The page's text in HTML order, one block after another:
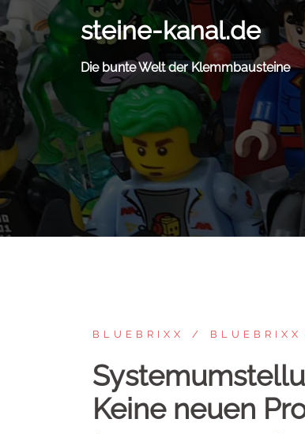
Zum
Inhalt
springen
steine-kanal.de
Die bunte Welt der Klemmbausteine
BLUEBRIXX BLUEBRIXX
Keine neuen